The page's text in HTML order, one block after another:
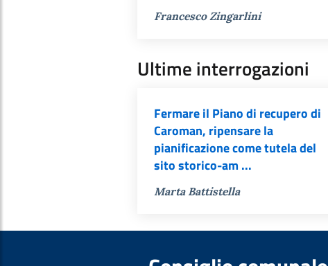
Francesco Zingarlini
Ultime interrogazioni
Fermare il Piano di recupero di
Caroman, ripensare la
pianificazione come tutela del
sito storico-am ...
Marta Battistella